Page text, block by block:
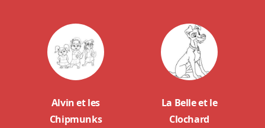
Alvin et les
Chipmunks
La Belle et le
Clochard